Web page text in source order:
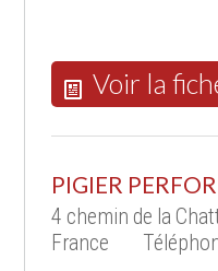
Voir la
PIGIER
4 chemin de la
France